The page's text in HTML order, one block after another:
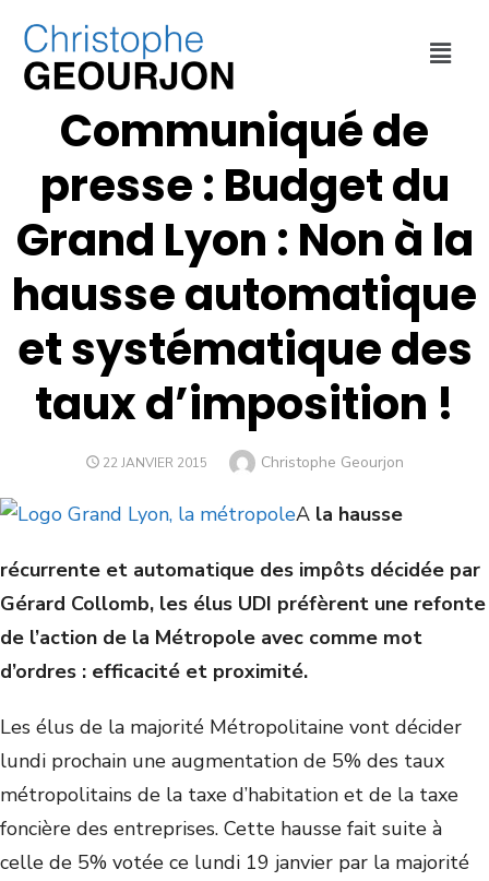
COLLECTIVITÉ ,FINANCES
Communiqué de
presse : Budget du
Grand Lyon : Non à la
hausse automatique
et systématique des
taux d’imposition !
22 JANVIER 2015 Christophe Geourjon
A la hausse
récurrente et automatique des impôts décidée par
Gérard Collomb, les élus UDI préfèrent une refonte
de l’action de la Métropole avec comme mot
d’ordres : efficacité et proximité.
Les élus de la majorité Métropolitaine vont décider
lundi prochain une augmentation de 5% des taux
métropolitains de la taxe d’habitation et de la taxe
foncière des entreprises. Cette hausse fait suite à
celle de 5% votée ce lundi 19 janvier par la majorité